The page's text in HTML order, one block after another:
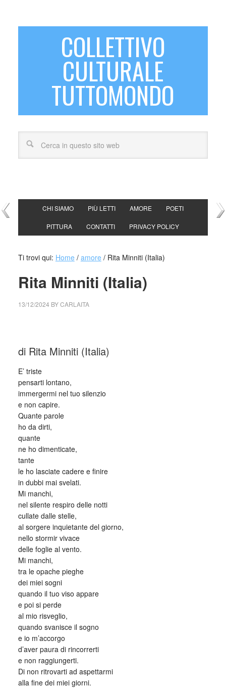
COLLETTIVO
CULTURALE
TUTTOMONDO
CHI SIAMO PIÙ LETTI AMORE POETI
PITTURA CONTATTI PRIVACY POLICY
Ti trovi qui: Home / amore /Rita Minniti (Italia)
Rita Minniti (Italia)
13/12/2024 BYCARLAITA
di Rita Minniti (Italia)
E’ triste
pensarti lontano,
immergermi nel tuo silenzio
e non capire.
Quante parole
ho da dirti,
quante
ne ho dimenticate,
tante
le ho lasciate cadere e finire
in dubbi mai svelati.
Mi manchi,
nel silente respiro delle notti
cullate dalle stelle,
al sorgere inquietante del giorno,
nello stormir vivace
delle foglie al vento.
Mi manchi,
tra le opache pieghe
dei miei sogni
quando il tuo viso appare
e poi si perde
al mio risveglio,
quando svanisce il sogno
e io m’accorgo
d’aver paura di rincorrerti
e non raggiungerti.
Di non ritrovarti ad aspettarmi
alla fine dei miei giorni.